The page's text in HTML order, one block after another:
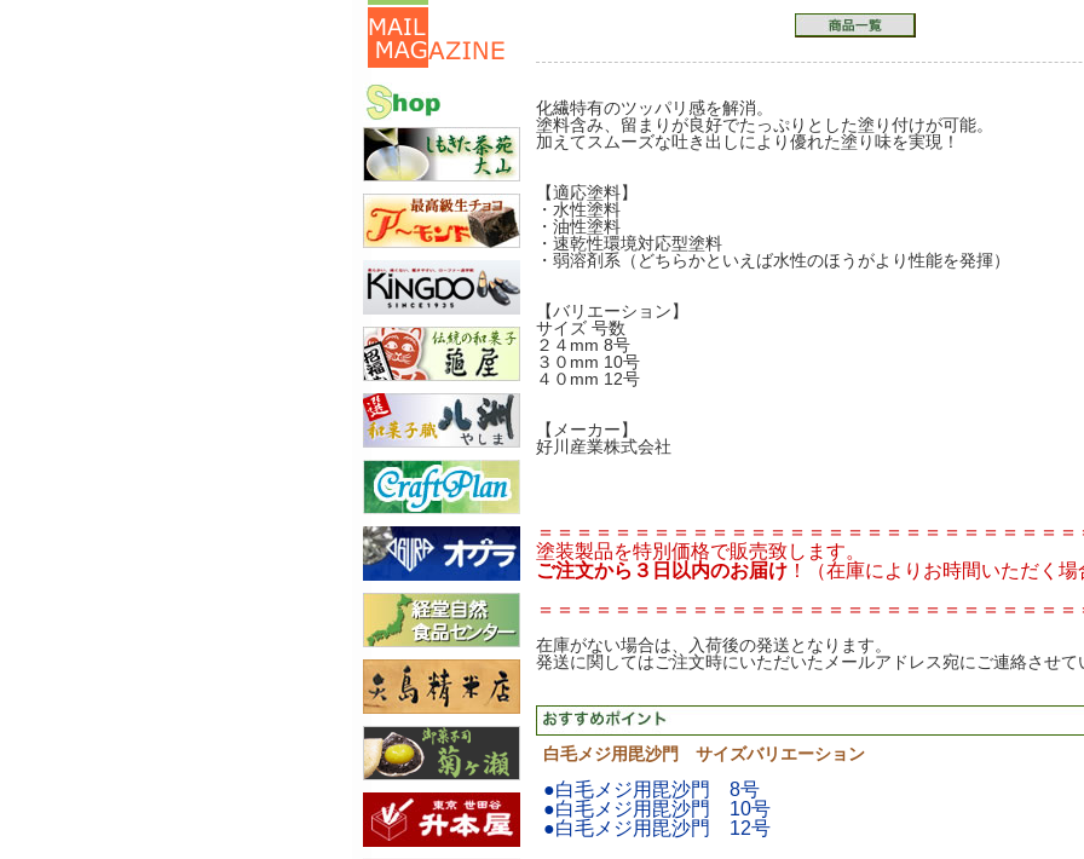
化繊特有のツッパリ感を解消。
塗料含み、留まりが良好でたっぷりとした塗り付けが可能。
加えてスムーズな吐き出しにより優れた塗り味を実現！
【適応塗料】
・水性塗料
・油性塗料
・速乾性環境対応型塗料
・弱溶剤系（どちらかといえば水性のほうがより性能を発揮）
【バリエーション】
サイズ 号数
２４mm 8号
３０mm 10号
４０mm 12号
【メーカー】
好川産業株式会社
＝＝＝＝＝＝＝＝＝＝＝＝＝＝＝＝＝＝＝＝＝＝＝＝＝＝＝＝
塗装製品を特別価格で販売致します。
ご注文から３日以内のお届け！（在庫によりお時間いただく場
＝＝＝＝＝＝＝＝＝＝＝＝＝＝＝＝＝＝＝＝＝＝＝＝＝＝＝＝
在庫がない場合は、入荷後の発送となります。
発送に関してはご注文時にいただいたメールアドレス宛にご連絡させて
白毛メジ用毘沙門 サイズバリエーション
●白毛メジ用毘沙門 8号
●白毛メジ用毘沙門 10号
●白毛メジ用毘沙門 12号